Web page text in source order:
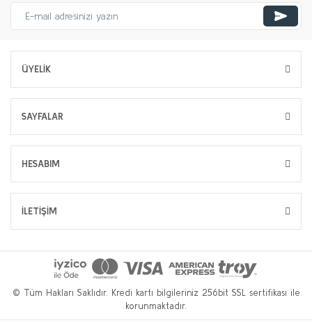
ÜYELİK
SAYFALAR
HESABIM
İLETİŞİM
© Tüm Hakları Saklıdır. Kredi kartı bilgileriniz 256bit SSL sertifikası ile
korunmaktadır.